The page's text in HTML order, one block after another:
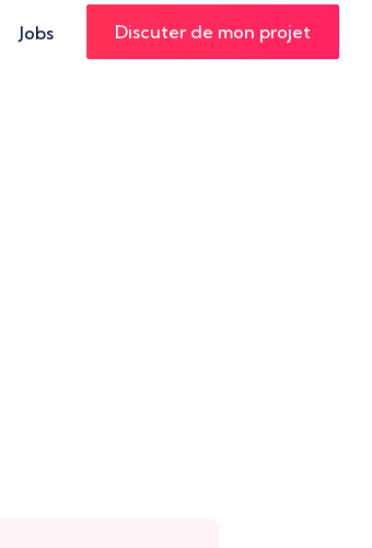
Jobs Discuter de mon projet